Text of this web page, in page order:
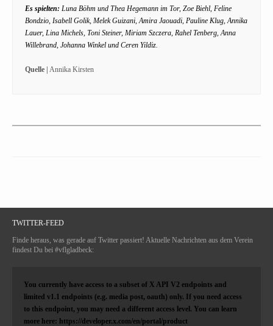
Es spielten: Luna Böhm und Thea Hegemann im Tor, Zoe Biehl, Feline
Bondzio, Isabell Golik, Melek Guizani, Amira Jaouadi, Pauline Klug, Annika
Lauer, Lina Michels, Toni Steiner, Miriam Szczera, Rahel Tenberg, Anna
Willebrand, Johanna Winkel und Ceren Yildiz.
Quelle | Annika Kirsten
TWITTER-FEED
Finde heraus, was gerade auf Twitter passiert! Aktuelle Nachrichten aus dem Verein
findest Du bei #vflgladbeck:
You currently have access to a subset of X API V2 endpoints and
limited v1.1 endpoints (e.g. media post, oauth) only. If you need access
to this endpoint, you may need a different access level. You can learn
more here: https://developer.x.com/en/portal/product